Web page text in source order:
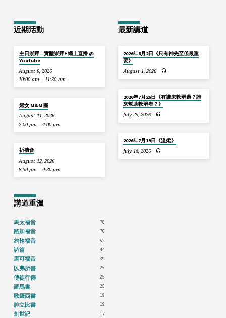
近期活動
主日崇拜 – 實體崇拜+網上直播 @
Youtube
August 9, 2026
10:00 am – 11:30 am
婦女 M&M 團
August 11, 2026
2:00 pm – 4:00 pm
祈禱會
August 12, 2026
8:30 pm – 9:30 pm
最新講道
2026年8月2日《只有神先至係最重
要》
August 1, 2026
2026年7月26日《有誰未軟弱過？誰
來幫助軟弱者？》
July 25, 2026
2026年7月19日《溫柔》
July 18, 2026
講道重溫
馬太福音 78
路加福音 70
約翰福音 52
詩篇 44
馬可福音 39
以弗所書 25
使徒行傳 25
羅馬書 25
歌羅西書 19
腓立比書 19
創世記 17